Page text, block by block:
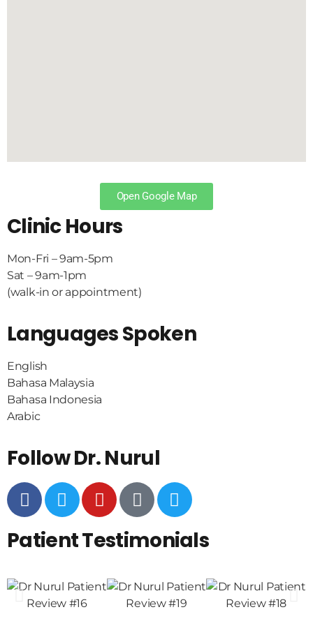
Open Google Map
Clinic Hours
Mon-Fri – 9am-5pm
Sat – 9am-1pm
(walk-in or appointment)
Languages Spoken
English
Bahasa Malaysia
Bahasa Indonesia
Arabic
Follow Dr. Nurul
Patient Testimonials